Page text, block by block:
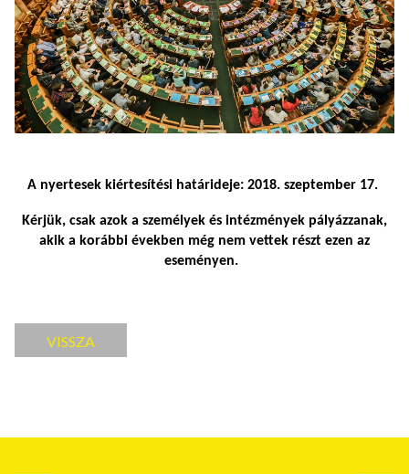
A nyertesek kiértesítési határideje: 2018. szeptember 17.
Kérjük, csak azok a személyek és intézmények pályázzanak,
akik a korábbi években még nem vettek részt ezen az
eseményen.
VISSZA